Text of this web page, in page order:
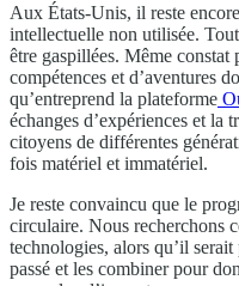
Aux États-Unis, il reste
intellectuelle non utilisée.
être gaspillées. Même constat
compétences et d’aventures
qu’entreprend la plateforme
échanges d’expériences et la
citoyens de différentes
fois matériel et immatériel.
Je reste convaincu que le
circulaire. Nous recherchons
technologies, alors qu’il
passé et les combiner pour